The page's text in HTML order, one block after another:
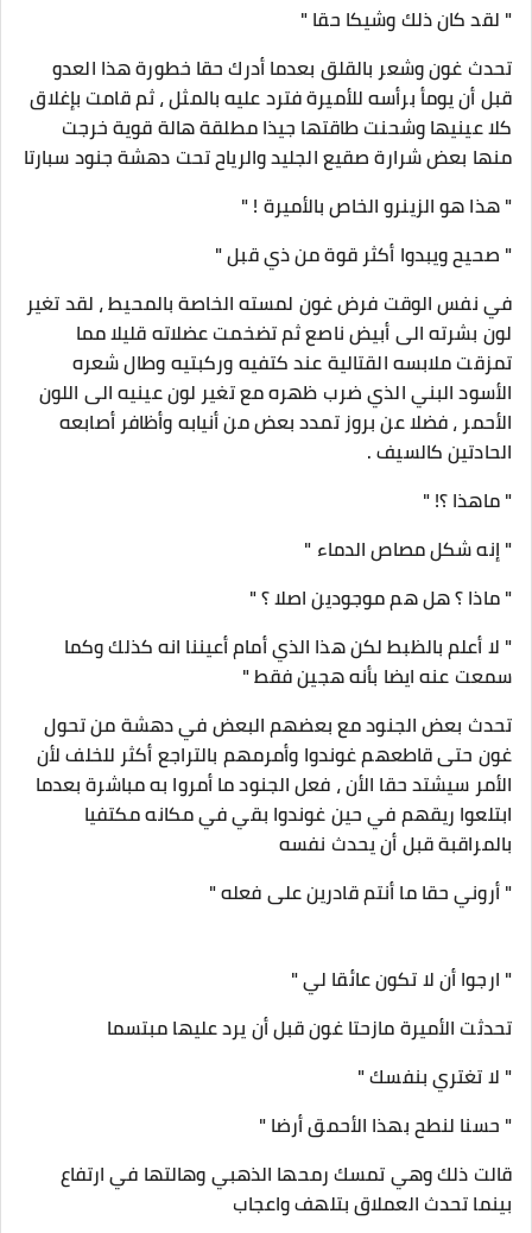
" لقد كان ذلك وشيكا حقا "
تحدث غون وشعر بالقلق بعدما أدرك حقا خطورة هذا العدو
قبل أن يومأ برأسه للأميرة فترد عليه بالمثل ، ثم قامت بإغلاق
كلا عينيها وشحنت طاقتها جيذا مطلقة هالة قوية خرجت
منها بعض شرارة صقيع الجليد والرياح تحت دهشة جنود سبارتا
" هذا هو الزينرو الخاص بالأميرة ! "
" صحيح ويبدوا أكثر قوة من ذي قبل "
في نفس الوقت فرض غون لمسته الخاصة بالمحيط ، لقد تغير
لون بشرته الى أبيض ناصع ثم تضخمت عضلاته قليلا مما
تمزقت ملابسه القتالية عند كتفيه وركبتيه وطال شعره
الأسود البني الذي ضرب ظهره مع تغير لون عينيه الى اللون
الأحمر ، فضلا عن بروز تمدد بعض من أنيابه وأظافر أصابعه
الحادتين كالسيف .
" ماهذا ؟! "
" إنه شكل مصاص الدماء "
" ماذا ؟ هل هم موجودين اصلا ؟ "
" لا أعلم بالظبط لكن هذا الذي أمام أعيننا انه كذلك وكما
سمعت عنه ايضا بأنه هجين فقط "
تحدث بعض الجنود مع بعضهم البعض في دهشة من تحول
غون حتى قاطعهم غوندوا وأمرمهم بالتراجع أكثر للخلف لأن
الأمر سيشتد حقا الأن ، فعل الجنود ما أمروا به مباشرة بعدما
ابتلعوا ريقهم في حين غوندوا بقي في مكانه مكتفيا
بالمراقبة قبل أن يحدث نفسه
" أروني حقا ما أنتم قادرين على فعله "
" ارجوا أن لا تكون عائقا لي "
تحدثت الأميرة مازحتا غون قبل أن يرد عليها مبتسما
" لا تغتري بنفسك "
" حسنا لنطح بهذا الأحمق أرضا "
قالت ذلك وهي تمسك رمحها الذهبي وهالتها في ارتفاع
بينما تحدث العملاق بتلهف واعجاب